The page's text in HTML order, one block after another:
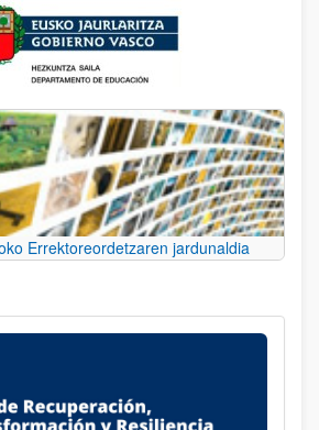
Errektoreordetzaren jardunaldia